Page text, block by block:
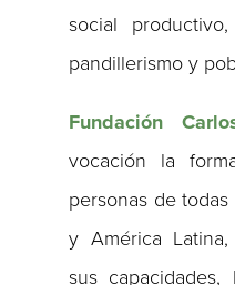
social
pandillerismo y
Fundación
vocación la
personas de
y América
sus